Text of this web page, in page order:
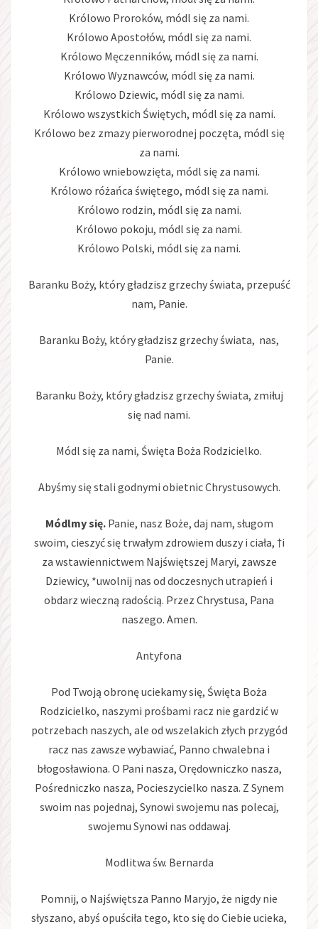
Królowo Proroków, módl się za nami.
Królowo Apostołów, módl się za nami.
Królowo Męczenników, módl się za nami.
Królowo Wyznawców, módl się za nami.
Królowo Dziewic, módl się za nami.
Królowo wszystkich Świętych, módl się za nami.
Królowo bez zmazy pierworodnej poczęta, módl się
za nami.
Królowo wniebowzięta, módl się za nami.
Królowo różańca świętego, módl się za nami.
Królowo rodzin, módl się za nami.
Królowo pokoju, módl się za nami.
Królowo Polski, módl się za nami.
Baranku Boży, który gładzisz grzechy świata, przepuść
nam, Panie.
Baranku Boży, który gładzisz grzechy świata, nas,
Panie.
Baranku Boży, który gładzisz grzechy świata, zmiłuj
się nad nami.
Módl się za nami, Święta Boża Rodzicielko.
Abyśmy się stali godnymi obietnic Chrystusowych.
Módlmy się. Panie, nasz Boże, daj nam, sługom
swoim, cieszyć się trwałym zdrowiem duszy i ciała, †i
za wstawiennictwem Najświętszej Maryi, zawsze
Dziewicy, *uwolnij nas od doczesnych utrapień i
obdarz wieczną radością. Przez Chrystusa, Pana
naszego. Amen.
Antyfona
Pod Twoją obronę uciekamy się, Święta Boża
Rodzicielko, naszymi prośbami racz nie gardzić w
potrzebach naszych, ale od wszelakich złych przygód
racz nas zawsze wybawiać, Panno chwalebna i
błogosławiona. O Pani nasza, Orędowniczko nasza,
Pośredniczko nasza, Pocieszycielko nasza. Z Synem
swoim nas pojednaj, Synowi swojemu nas polecaj,
swojemu Synowi nas oddawaj.
Modlitwa św. Bernarda
Pomnij, o Najświętsza Panno Maryjo, że nigdy nie
słyszano, abyś opuściła tego, kto się do Ciebie ucieka,